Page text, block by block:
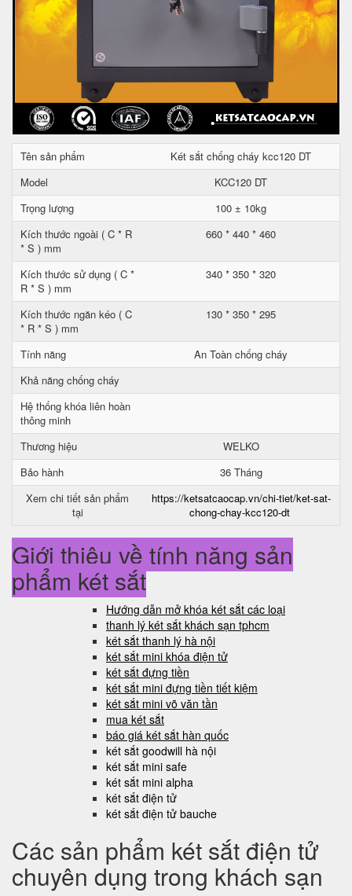
Tên sản phẩm
Két sắt chống cháy kcc120 DT
Model
KCC120 DT
Trọng lượng
100 ± 10kg
Kích thước ngoài ( C * R
* S ) mm
660 * 440 * 460
Kích thước sử dụng ( C *
R * S ) mm
340 * 350 * 320
Kích thước ngăn kéo ( C
* R * S ) mm
130 * 350 * 295
Tính năng
An Toàn chống cháy
Khả năng chống cháy
Hệ thống khóa liên hoàn
thông minh
Thương hiệu
WELKO
Bảo hành
36 Tháng
Xem chi tiết sản phẩm
tại
https://ketsatcaocap.vn/chi-tiet/ket-sat-
chong-chay-kcc120-dt
Giới thiệu về tính năng sản
phẩm két sắt
Hướng dẫn mở khóa két sắt các loại
thanh lý két sắt khách sạn tphcm
két sắt thanh lý hà nội
két sắt mini khóa điện tử
két sắt đựng tiền
két sắt mini đựng tiền tiết kiệm
két sắt mini võ văn tần
mua két sắt
báo giá két sắt hàn quốc
két sắt goodwill hà nội
két sắt mini safe
két sắt mini alpha
két sắt điện tử
két sắt điện tử bauche
Các sản phẩm két sắt điện tử
chuyên dụng trong khách sạn